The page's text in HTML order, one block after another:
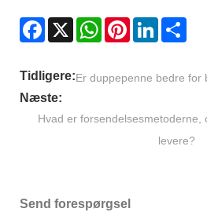
Facebook
X WhatsAppPinterestLinkedIn
Tidligere:Er duppepenne bedre for
Næste:
Hvad er
levere?
Send forespørgsel